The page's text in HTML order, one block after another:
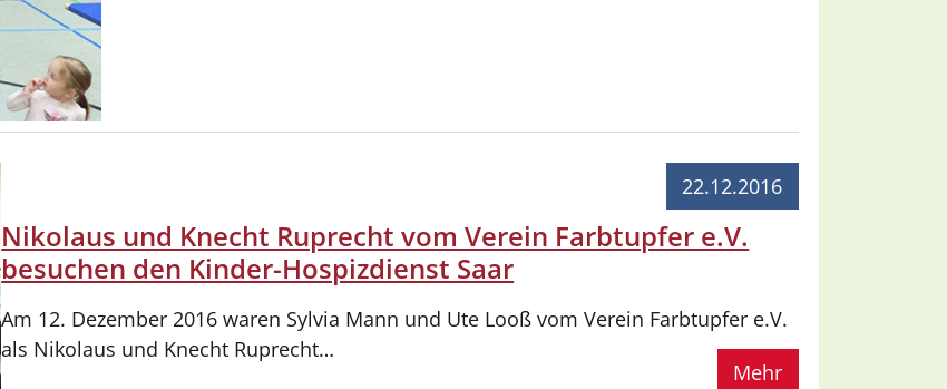
22.12.2016
Nikolaus und Knecht Ruprecht vom Verein Farbtupfer e.V.
besuchen den Kinder-Hospizdienst Saar
Am 12. Dezember 2016 waren Sylvia Mann und Ute Looß vom Verein Farbtupfer e.V.
als Nikolaus und Knecht Ruprecht…
Mehr